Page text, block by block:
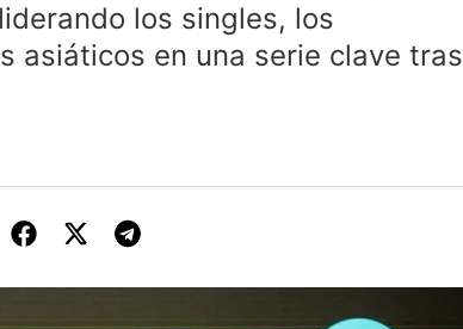
los singles, los
asiáticos en una serie clave tras